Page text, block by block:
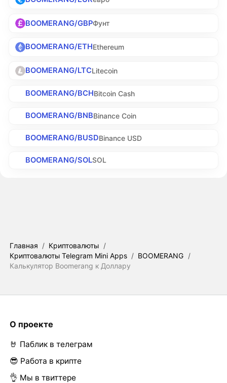
BOOMERANG/GBPФунт
BOOMERANG/ETHEthereum
BOOMERANG/LTCLitecoin
BOOMERANG/BCHBitcoin Cash
BOOMERANG/BNBBinance Coin
BOOMERANG/BUSDBinance USD
BOOMERANG/SOLSOL
Главная / Криптовалюты /
Криптовалюты Telegram Mini Apps / BOOMERANG /
Калькулятор Boomerang к Доллару
О проекте
🤘 Паблик в телеграм
😎 Работа в крипте
👌 Мы в твиттере